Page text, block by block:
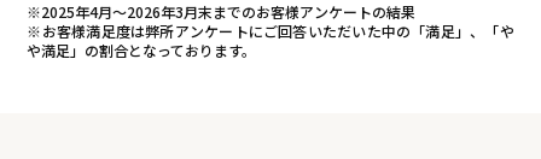
※2025年4月～2026年3月末までのお客様アンケートの結果
※お客様満足度は弊所アンケートにご回答いただいた中の「満足」、「や
や満足」の割合となっております。